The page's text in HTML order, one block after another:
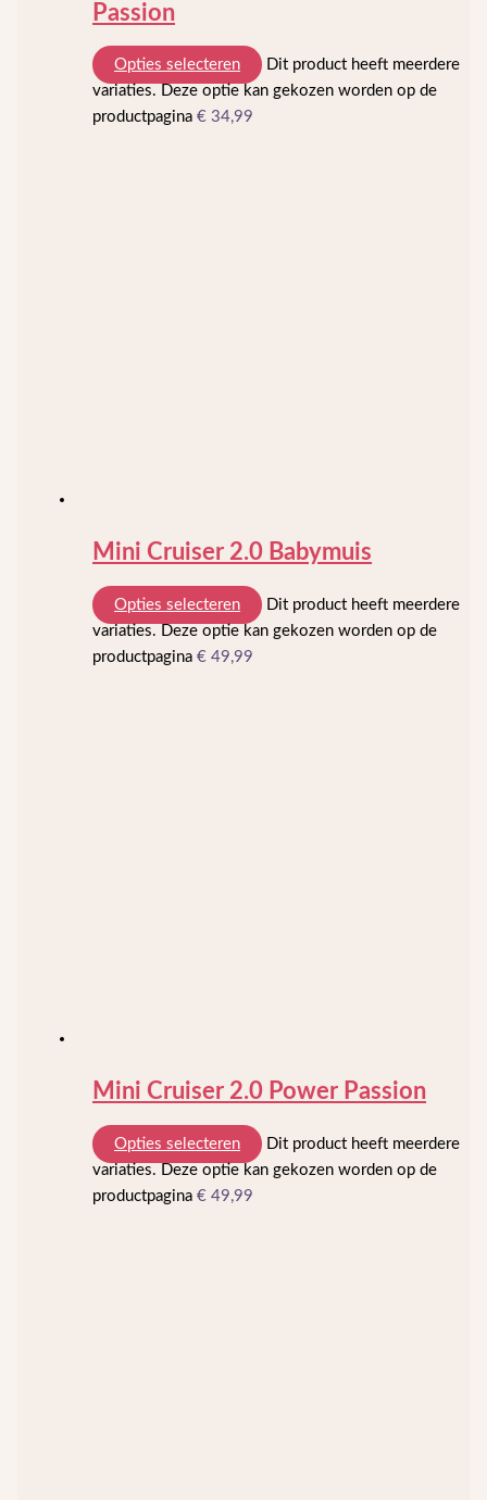
Passion
Opties selecteren
Dit product heeft meerdere
variaties. Deze optie kan gekozen worden op de
productpagina€ 34,99
Mini Cruiser 2.0 Babymuis
Opties selecteren
Dit product heeft meerdere
variaties. Deze optie kan gekozen worden op de
productpagina€ 49,99
Mini Cruiser 2.0 Power Passion
Opties selecteren
Dit product heeft meerdere
variaties. Deze optie kan gekozen worden op de
productpagina€ 49,99